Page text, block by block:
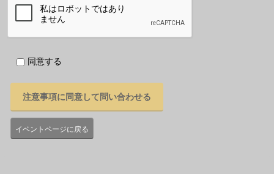
開示等の求めは、以下の「個人情報苦情及び相談窓口」で受け付けます。
ご入力頂く情報の提供は任意となっております。ただし、正確な情報をご提供
個人情報保護管理者
イベントレジスト株式会社 苦情相談窓口
E-Mail ： contact@eventregist.com
受付時間 ： 10:00～18:00
同意する
イベントページに戻る